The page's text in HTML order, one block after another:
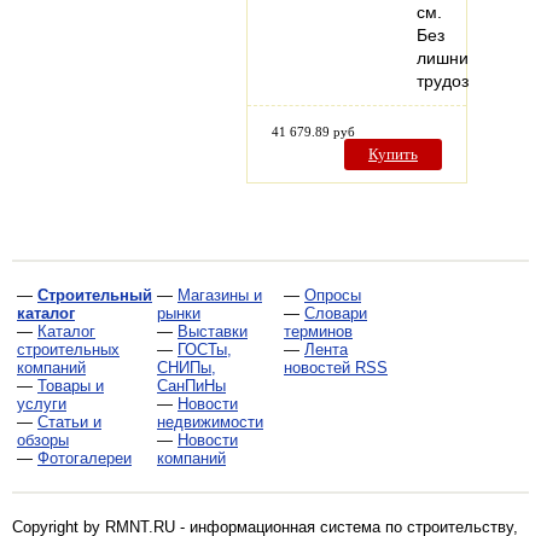
см.
Без
лишних
трудозатрат…
41 679.89 руб
Купить
— Строительный
каталог
— Каталог
строительных
компаний
— Товары и
услуги
— Статьи и
обзоры
— Фотогалереи
— Магазины и
рынки
— Выставки
— ГОСТы,
СНИПы,
СанПиНы
— Новости
недвижимости
— Новости
компаний
— Опросы
— Словари
терминов
— Лента
новостей RSS
Copyright by RMNT.RU - информационная система по строительству,